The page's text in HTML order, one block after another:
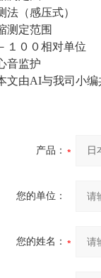
法（感压式）
测定范围
１００相对单位
音监护
文由AI与我司小
产品：
您的单位：
您的姓名：